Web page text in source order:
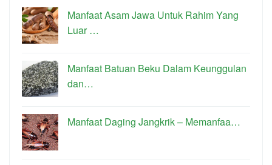
Manfaat Asam Jawa Untuk Rahim Yang
Luar …
Manfaat Batuan Beku Dalam Keunggulan
dan…
Manfaat Daging Jangkrik – Memanfaa…